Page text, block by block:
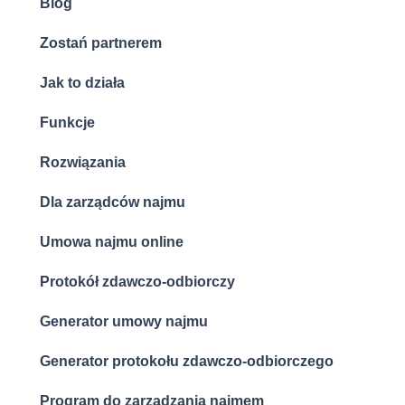
Blog
Zostań partnerem
Jak to działa
Funkcje
Rozwiązania
Dla zarządców najmu
Umowa najmu online
Protokół zdawczo-odbiorczy
Generator umowy najmu
Generator protokołu zdawczo-odbiorczego
Program do zarządzania najmem